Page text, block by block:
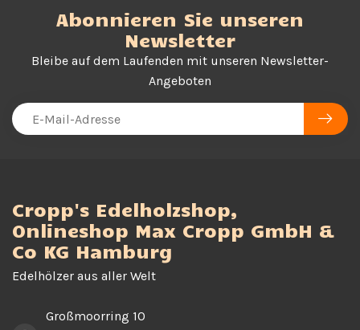
Abonnieren Sie unseren
Newsletter
Bleibe auf dem Laufenden mit unseren Newsletter-
Angeboten
Cropp's Edelholzshop,
Onlineshop Max Cropp GmbH &
Co KG Hamburg
Edelhölzer aus aller Welt
Großmoorring 10